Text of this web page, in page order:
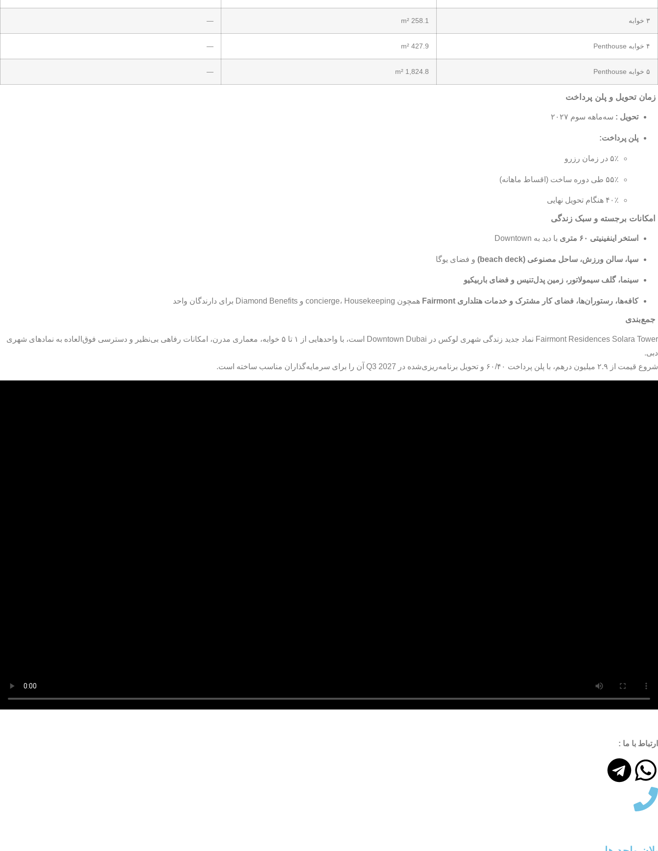
۳ خوابه 258.1 m²
—
۴ خوابه Penthouse 427.9 m²
—
۵ خوابه Penthouse 1,824.8 m²
—
زمان تحویل و پلن پرداخت
تحویل : سه‌ماهه سوم ۲۰۲۷
پلن پرداخت:
۵٪ در زمان رزرو
۵۵٪ طی دوره ساخت (اقساط ماهانه)
۴۰٪ هنگام تحویل نهایی
امکانات برجسته و سبک زندگی
استخر اینفینیتی ۶۰ متری با دید به Downtown
سپا، سالن ورزش، ساحل مصنوعی (beach deck) و فضای یوگا
سینما، گلف سیمولاتور، زمین پدل‌تنیس و فضای باربیکیو
کافه‌ها، رستوران‌ها، فضای کار مشترک و خدمات هتلداری Fairmont همچون concierge، Housekeeping و Diamond Benefits برای دارندگان واحد
جمع‌بندی
Fairmont Residences Solara Tower نماد جدید زندگی شهری لوکس در Downtown Dubai است، با واحدهایی از ۱ تا ۵ خوابه، معماری مدرن، امکانات رفاهی بی‌نظیر و دسترسی فوق‌العاده به نمادهای شهری
دبی.
شروع قیمت از ۲.۹ میلیون درهم، با پلن پرداخت ۶۰/۴۰ و تحویل برنامه‌ریزی‌شده در Q3 2027 آن را برای سرمایه‌گذاران مناسب ساخته است.
ارتباط با ما :